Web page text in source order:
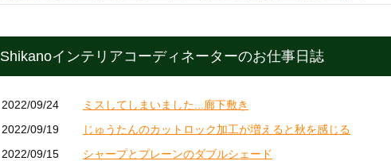
Shikanoインテリアコーディネーターのお仕事日誌
2022/09/24
ミスしてしまいました...廊下敷き
2022/09/19
じゅうたんのカットロック加工が増えると秋を感じる
2022/09/15
シャープとプレーンのダブルシェード